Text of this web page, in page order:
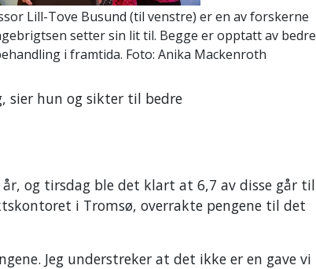
Lill-Tove Busund (til venstre) er en av forskerne
setter sin lit til. Begge er opptatt av bedre
i framtida. Foto: Anika Mackenroth
sier hun og sikter til bedre
og tirsdag ble det klart at 6,7 av disse går til
i Tromsø, overrakte pengene til det
Jeg understreker at det ikke er en gave vi